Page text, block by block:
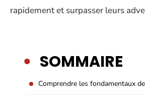
rapidement et surpasser leurs
SOMMAIRE
Comprendre les fondamentaux